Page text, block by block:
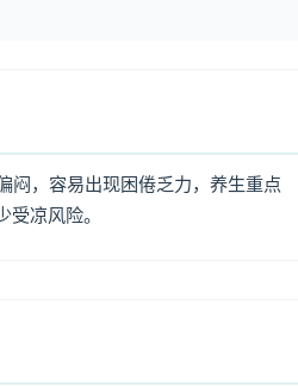
，容易出现困倦乏力，养生重点
凉风险。